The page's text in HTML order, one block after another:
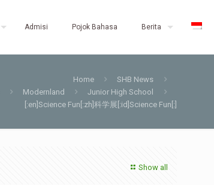
Admisi Pojok Bahasa Berita
Home
SHB News
Modernland
Junior High School
[:en]Science Fun[:zh]科学展[:id]Science Fun[:]
Show all